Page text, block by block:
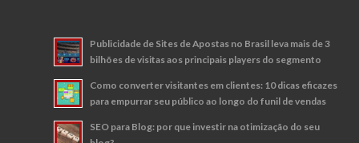
Publicidade de Sites de Apostas no Brasil leva mais de 3
bilhões de visitas aos principais players do segmento
Como converter visitantes em clientes: 10 dicas eficazes
para empurrar seu público ao longo do funil de vendas
SEO para Blog: por que investir na otimização do seu